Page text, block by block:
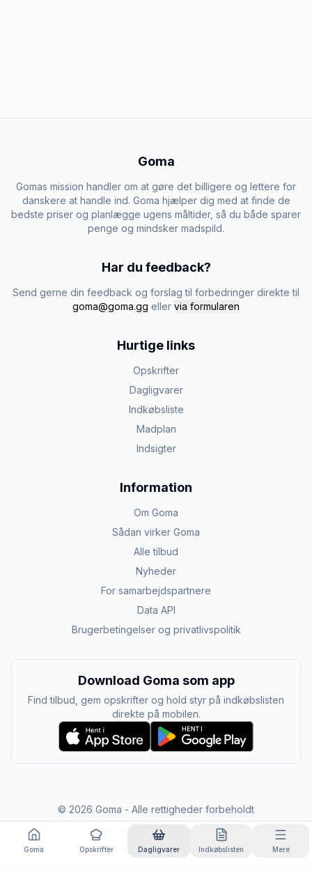
Goma
Gomas mission handler om at gøre det billigere og lettere for
danskere at handle ind. Goma hjælper dig med at finde de
bedste priser og planlægge ugens måltider, så du både sparer
penge og mindsker madspild.
Har du feedback?
Send gerne din feedback og forslag til forbedringer direkte til
goma@goma.gg eller via formularen
Hurtige links
Opskrifter
Dagligvarer
Indkøbsliste
Madplan
Indsigter
Information
Om Goma
Sådan virker Goma
Alle tilbud
Nyheder
For samarbejdspartnere
Data API
Brugerbetingelser og privatlivspolitik
Download Goma som app
Find tilbud, gem opskrifter og hold styr på indkøbslisten
direkte på mobilen.
© 2026 Goma - Alle rettigheder forbeholdt
Goma Opskrifter Dagligvarer Indkøbslisten Mere